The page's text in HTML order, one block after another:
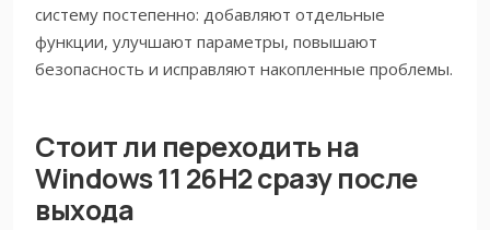
систему постепенно: добавляют отдельные
функции, улучшают параметры, повышают
безопасность и исправляют накопленные проблемы.
Стоит ли переходить на
Windows 11 26H2 сразу после
выхода